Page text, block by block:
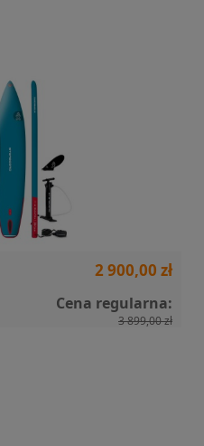
2 900,00 zł
Cena regularna:
3 899,00 zł